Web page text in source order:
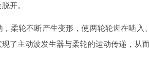
开。
，柔轮不断产生变形，使两轮轮齿在啮
了主动波发生器与柔轮的运动传递，从